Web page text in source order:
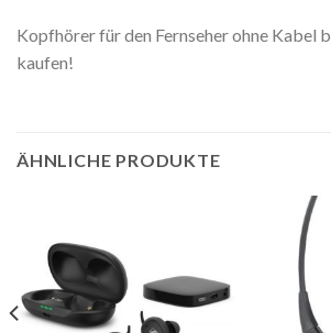
Kopfhörer für den Fernseher ohne Kabel
kaufen!
ÄHNLICHE PRODUKTE